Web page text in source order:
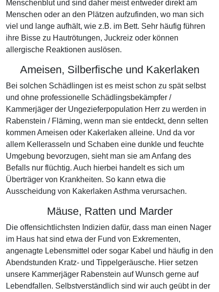
Menschenblut und sind daher meist entweder direkt am
Menschen oder an den Plätzen aufzufinden, wo man sich
viel und lange aufhält, wie z.B. im Bett. Sehr häufig führen
ihre Bisse zu Hautrötungen, Juckreiz oder können
allergische Reaktionen auslösen.
Ameisen, Silberfische und Kakerlaken
Bei solchen Schädlingen ist es meist schon zu spät selbst
und ohne professionelle Schädlingsbekämpfer /
Kammerjäger der Ungezieferpopulation Herr zu werden in
Rabenstein / Fläming, wenn man sie entdeckt, denn selten
kommen Ameisen oder Kakerlaken alleine. Und da vor
allem Kellerasseln und Schaben eine dunkle und feuchte
Umgebung bevorzugen, sieht man sie am Anfang des
Befalls nur flüchtig. Auch hierbei handelt es sich um
Überträger von Krankheiten. So kann etwa die
Ausscheidung von Kakerlaken Asthma verursachen.
Mäuse, Ratten und Marder
Die offensichtlichsten Indizien dafür, dass man einen Nager
im Haus hat sind etwa der Fund von Exkrementen,
angenagte Lebensmittel oder sogar Kabel und häufig in den
Abendstunden Kratz- und Tippelgeräusche. Hier setzen
unsere Kammerjäger Rabenstein auf Wunsch gerne auf
Lebendfallen. Selbstverständlich sind wir auch geübt in der